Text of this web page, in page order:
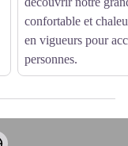
confortable et
en vigueurs pour
personnes.